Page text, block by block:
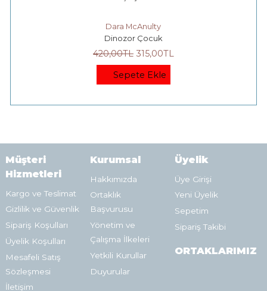
Dara McAnulty
Dinozor Çocuk
420,00TL 315,00TL
Sepete Ekle
Müşteri
Hizmetleri
Kargo ve Teslimat
Gizlilik ve Güvenlik
Sipariş Koşulları
Üyelik Koşulları
Mesafeli Satış
Sözleşmesi
İletişim
Kurumsal
Hakkımızda
Ortaklık
Başvurusu
Yönetim ve
Çalışma İlkeleri
Yetkili Kurullar
Duyurular
Üyelik
Üye Girişi
Yeni Üyelik
Sepetim
Sipariş Takibi
ORTAKLARIMIZ